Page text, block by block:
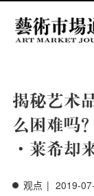
揭秘艺术
么困难吗
·莱希却
观点 | 2019-